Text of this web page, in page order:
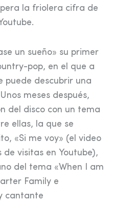
la friolera cifra de
un sueño» su primer
pop, en el que a
puede descubrir una
meses después,
del disco con un tema
ellas, la que se
«Si me voy» (el video
de visitas en Youtube),
del tema «When I am
Family e
cantante